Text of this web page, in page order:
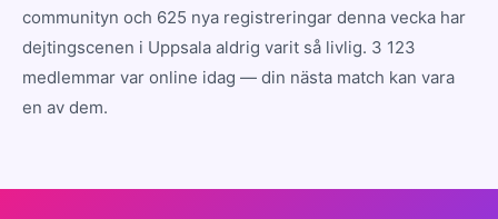
communityn och 625 nya registreringar denna vecka har
dejtingscenen i Uppsala aldrig varit så livlig. 3 123
medlemmar var online idag — din nästa match kan vara
en av dem.